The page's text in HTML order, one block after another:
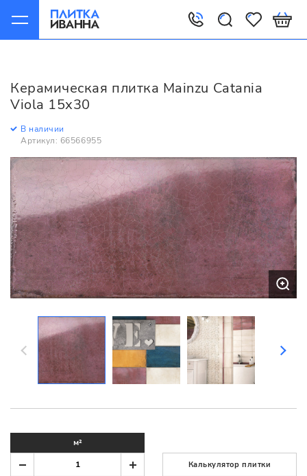
Керамическая плитка Mainzu Catania
Viola 15х30
В наличии
Артикул: 66566955
м²
Калькулятор плитки